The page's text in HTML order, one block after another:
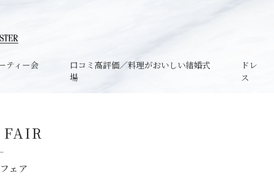
ティー会
口コミ高評価／料理がおいしい結婚式
場
ドレ
ス
ェア